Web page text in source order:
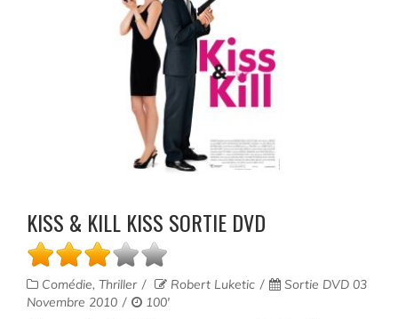
KISS & KILL KISS SORTIE DVD
Comédie, Thriller Robert Luketic
Sortie DVD 03
Novembre 2010
100'